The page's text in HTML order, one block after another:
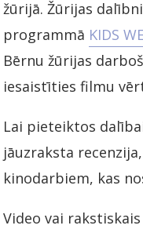
žūrijā. Žūrijas
programmā KIDS
Bērnu žūrijas
iesaistīties filmu
Lai pieteiktos
jāuzraksta
kinodarbiem, kas
Video vai